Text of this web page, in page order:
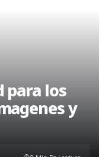
para los
y